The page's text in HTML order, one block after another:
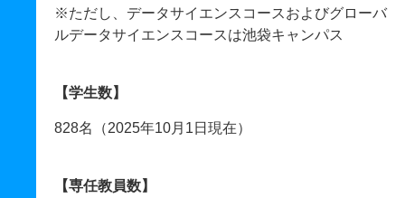
※ただし、データサイエンスコースおよびグローバ
ルデータサイエンスコースは池袋キャンパス
【学生数】
828名（2025年10月1日現在）
【専任教員数】